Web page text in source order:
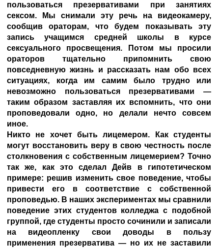
пользоваться презервативами при занятиях
сексом. Мы снимали эту речь на видеокамеру,
сообщив ораторам, что будем показывать эту
запись учащимся средней школы в курсе
сексуального просвещения. Потом мы просили
ораторов тщательно припомнить свою
повседневную жизнь и рассказать нам обо всех
ситуациях, когда им самим было трудно или
невозможно пользоваться презервативами —
таким образом заставляя их вспомнить, что они
проповедовали одно, но делали нечто совсем
иное.
Никто не хочет быть лицемером. Как студенты
могут восстановить веру в свою честность после
столкновения с собственным лицемерием? Точно
так же, как это сделал Дейв в гипотетическом
примере: решив изменить свое поведение, чтобы
привести его в соответствие с собственной
проповедью. В наших экспериментах мы сравнили
поведение этих студентов колледжа с подобной
группой, где студенты просто сочинили и записали
на видеопленку свои доводы в пользу
применения презерватива — но их не заставили